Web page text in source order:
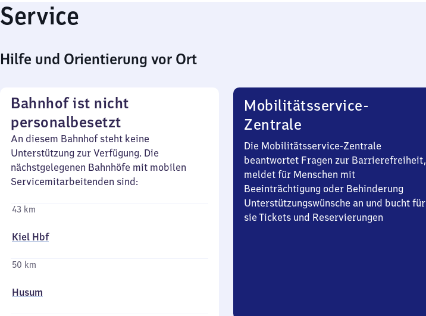
Service
Hilfe und Orientierung vor Ort
Bahnhof ist nicht
personalbesetzt
An diesem Bahnhof steht keine
Unterstützung zur Verfügung. Die
nächstgelegenen Bahnhöfe mit mobilen
Servicemitarbeitenden sind:
43 km
Kiel Hbf
50 km
Husum
Mobilitätsservice-
Zentrale
Die Mobilitätsservice-Zentrale
beantwortet Fragen zur Barrierefreiheit,
meldet für Menschen mit
Beeinträchtigung oder Behinderung
Unterstützungswünsche an und bucht für
sie Tickets und Reservierungen